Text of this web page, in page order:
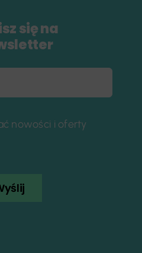
się na
nowości i oferty